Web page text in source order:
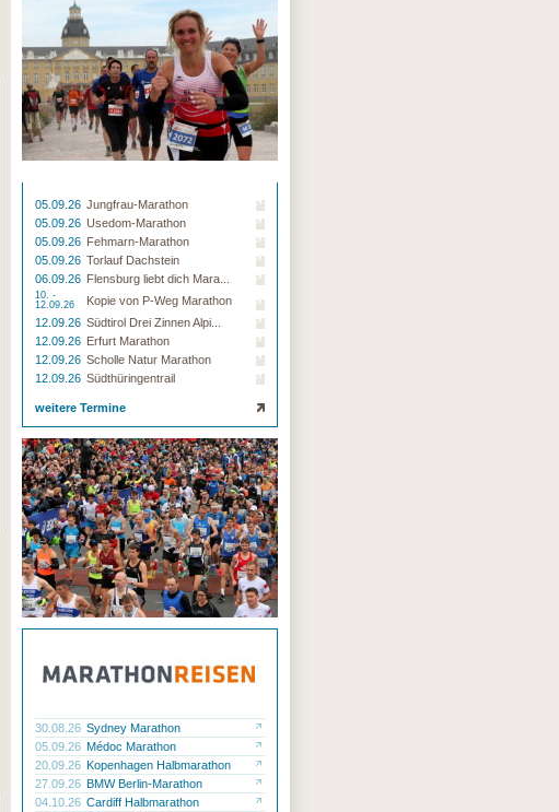
05.09.26 Jungfrau-Marathon
05.09.26 Usedom-Marathon
05.09.26 Fehmarn-Marathon
05.09.26 Torlauf Dachstein
06.09.26 Flensburg liebt dich Mara...
10. -
12.09.26
Kopie von P-Weg Marathon
12.09.26 Südtirol Drei Zinnen Alpi...
12.09.26 Erfurt Marathon
12.09.26 Scholle Natur Marathon
12.09.26 Südthüringentrail
weitere Termine
30.08.26 Sydney Marathon
05.09.26 Médoc Marathon
20.09.26 Kopenhagen Halbmarathon
27.09.26 BMW Berlin-Marathon
04.10.26 Cardiff Halbmarathon